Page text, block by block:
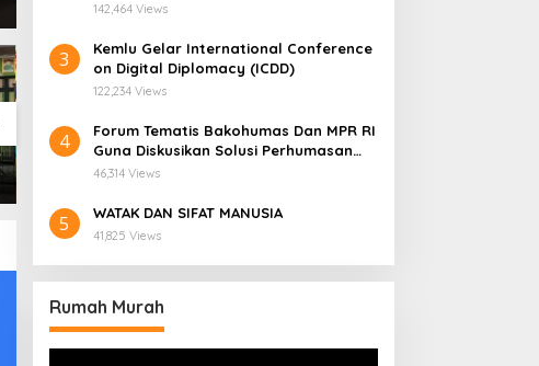
Tradisi Bakar Batu di
Papua Menjadi Simbol
Kemana Harga Saham
142,464 Views
3
​Kemlu Gelar International Conference
on Digital Diplomacy (ICDD)
122,234 Views
4
Forum Tematis Bakohumas Dan MPR RI
Guna Diskusikan Solusi Perhumasan
Juga Tuk Perkuat Lembaga Masing –
46,314 Views
5 WATAK DAN SIFAT MANUSIA
41,825 Views
Rumah Murah